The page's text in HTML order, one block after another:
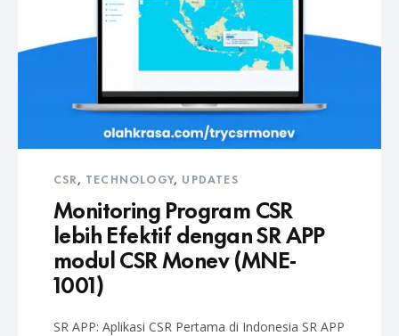
CSR, TECHNOLOGY, UPDATES
Monitoring Program CSR
lebih Efektif dengan SR APP
modul CSR Monev (MNE-
1001)
SR APP: Aplikasi CSR Pertama di Indonesia SR APP